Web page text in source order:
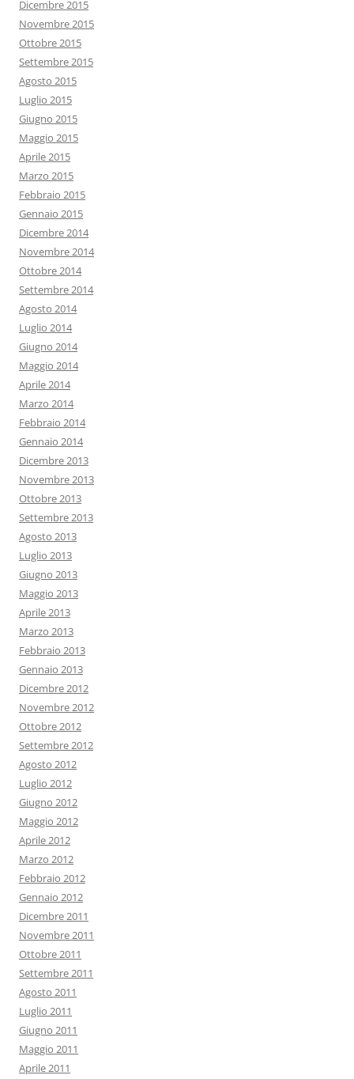
Dicembre 2015
Novembre 2015
Ottobre 2015
Settembre 2015
Agosto 2015
Luglio 2015
Giugno 2015
Maggio 2015
Aprile 2015
Marzo 2015
Febbraio 2015
Gennaio 2015
Dicembre 2014
Novembre 2014
Ottobre 2014
Settembre 2014
Agosto 2014
Luglio 2014
Giugno 2014
Maggio 2014
Aprile 2014
Marzo 2014
Febbraio 2014
Gennaio 2014
Dicembre 2013
Novembre 2013
Ottobre 2013
Settembre 2013
Agosto 2013
Luglio 2013
Giugno 2013
Maggio 2013
Aprile 2013
Marzo 2013
Febbraio 2013
Gennaio 2013
Dicembre 2012
Novembre 2012
Ottobre 2012
Settembre 2012
Agosto 2012
Luglio 2012
Giugno 2012
Maggio 2012
Aprile 2012
Marzo 2012
Febbraio 2012
Gennaio 2012
Dicembre 2011
Novembre 2011
Ottobre 2011
Settembre 2011
Agosto 2011
Luglio 2011
Giugno 2011
Maggio 2011
Aprile 2011